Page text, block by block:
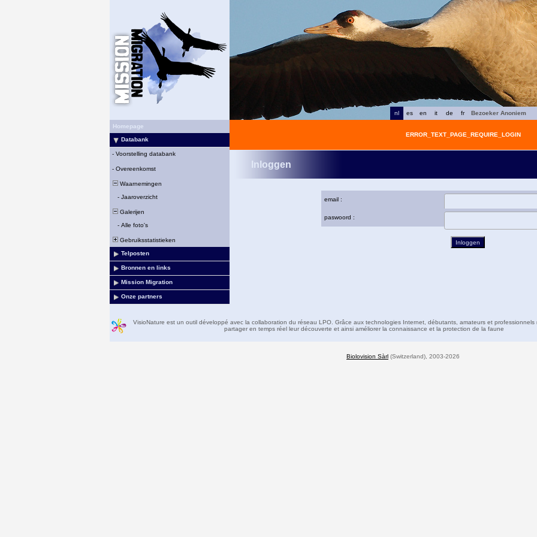
fr
de
it
en
es
nl
Bezoeker Anoniem
Homepage
Databank
- Voorstelling databank
- Overeenkomst
Waarnemingen
- Jaaroverzicht
Galerijen
- Alle foto's
Gebruiksstatistieken
Telposten
Bronnen en links
Mission Migration
Onze partners
ERROR_TEXT_PAGE_REQUIRE_LOGIN
Inloggen
email :
paswoord :
VisioNature est un outil développé avec la collaboration du réseau LPO. Grâce aux technologies Internet, débutants, amateurs et professionnels
partager en temps réel leur découverte et ainsi améliorer la connaissance et la protection de la faune
Biolovision Sàrl (Switzerland), 2003-2026